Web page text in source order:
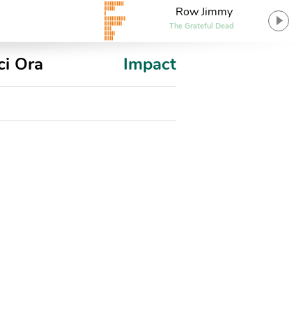
Row Jimmy
The Grateful Dead
Ora Impact